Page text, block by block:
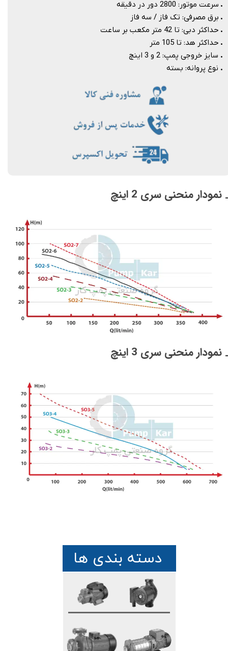
. سرعت موتور: 2800 دور در دقیقه
. برق مصرفی: تک فاز / سه فاز
. حداکثر دبی: تا 42 متر مکعب بر ساعت
. حداکثر هد: تا 105 متر
. سایز خروجی پمپ: 2 و 3 اینچ
. نوع پروانه: بسته​​​​​​​
نمودار منحنی سری 2 اینچ
نمودار منحنی سری 3 اینچ
دسته بندی ها